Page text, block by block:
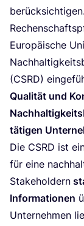
Euro­päi­sche
(CSRD)
Qua­li­tät und
täti­gen
Die CSRD ist
für eine
Stake­hol­dern
Infor­ma­tio­nen
Unter­neh­men